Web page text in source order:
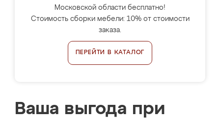
Московской области бесплатно!
Стоимость сборки мебели: 10% от стоимости
заказа.
ПЕРЕЙТИ В КАТАЛОГ
Ваша выгода при